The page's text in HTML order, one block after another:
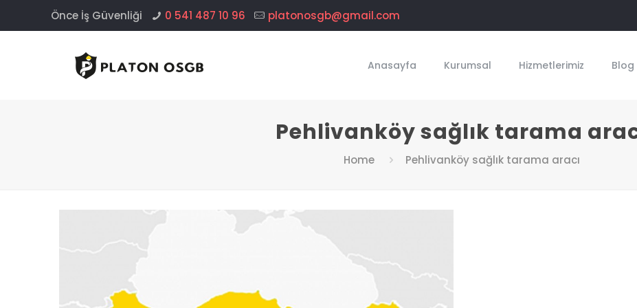
Önce İş Güvenliği 0 541 487 10 96 platonosgb@gmail.com
Anasayfa Kurumsal Hizmetlerimiz Blog
Pehlivanköy sağlık tarama
Home Pehlivanköy sağlık tarama aracı